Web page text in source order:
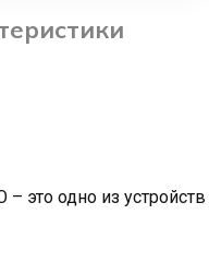
это одно из устройств